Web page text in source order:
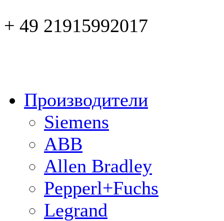
+ 49 21915992017
Производители
Siemens
ABB
Allen Bradley
Pepperl+Fuchs
Legrand